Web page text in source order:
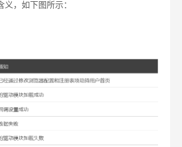
义，如下图所示：